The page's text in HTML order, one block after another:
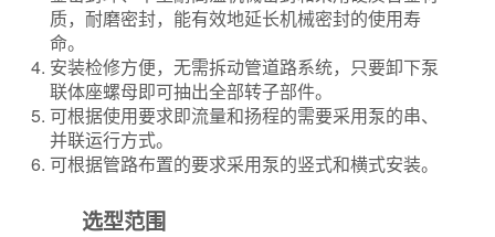
质，耐磨密封，能有效地延长机械密封的使用寿
命。
安装检修方便，无需拆动管道路系统，只要卸下泵
联体座螺母即可抽出全部转子部件。
可根据使用要求即流量和扬程的需要采用泵的串、
并联运行方式。
可根据管路布置的要求采用泵的竖式和横式安装。
选型范围